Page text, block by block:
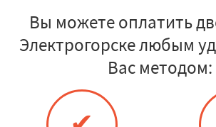
Вы можете оплатить
Электрогорске любым
Вас методом: